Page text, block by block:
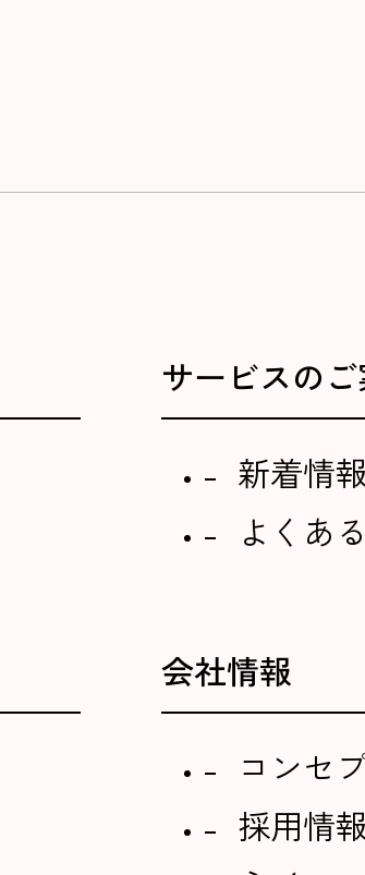
サービスの
新着情
よくあ
会社情報
コンセ
採用情